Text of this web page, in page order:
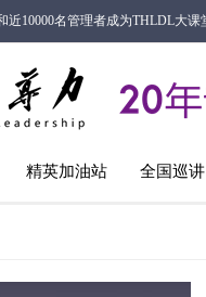
10000名管理者成为THLDL大课
精英加油站 全国巡讲